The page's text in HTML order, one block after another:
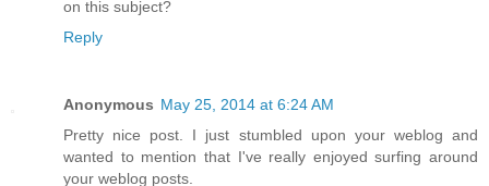
on this subject?
Reply
Anonymous May 25, 2014 at 6:24 AM
Pretty nice post. I just stumbled upon your weblog and
wanted to mention that I've really enjoyed surfing around
your weblog posts.